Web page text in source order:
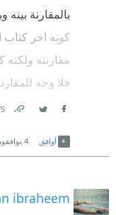
بالمقارنة
كونه اخر كتاب
مقارنته
فلا وجه
كتاب فكري
يحاول صاحبه ان
النصح وما
5‏/10‏/2014
أوافق 4
ibraheem